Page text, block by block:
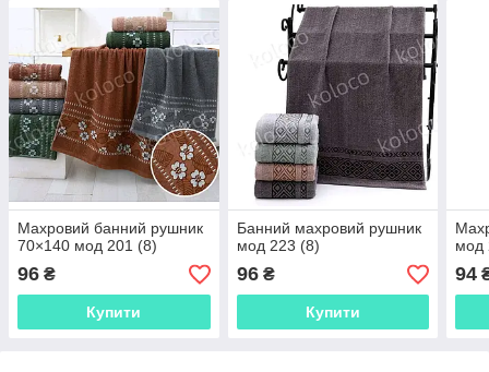
Махровий банний рушник
70×140 мод 201 (8)
96 ₴
Купити
Банний махровий рушник
мод 223 (8)
96₴
Купити
мод
94